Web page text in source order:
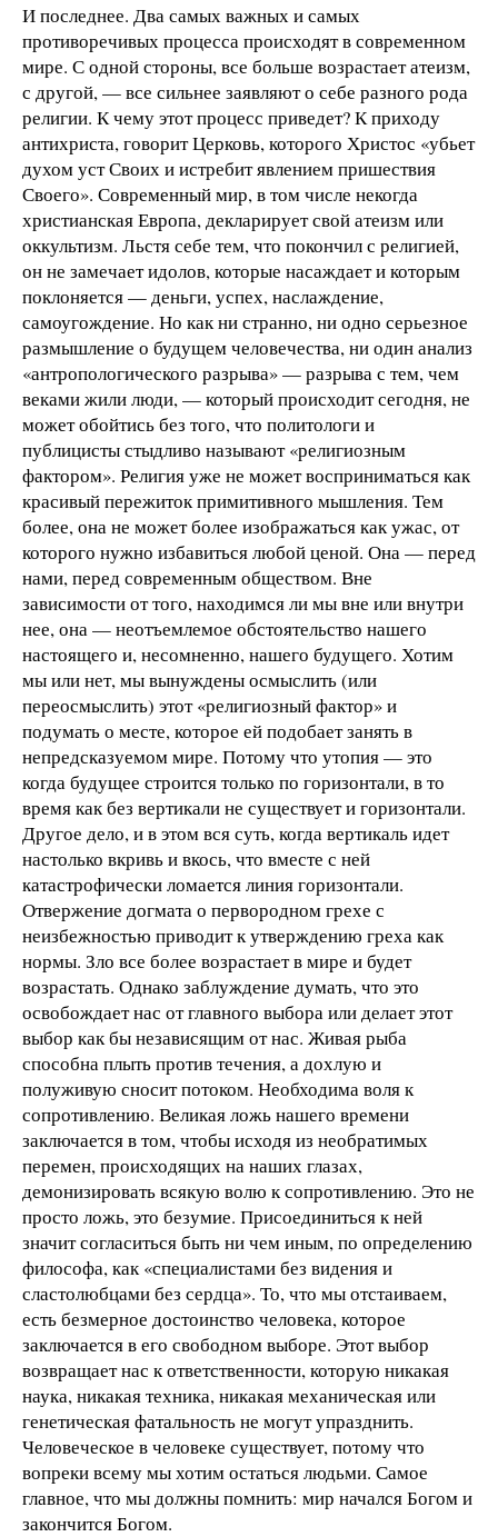
И последнее. Два самых важных и самых
противоречивых процесса происходят в современном
мире. С одной стороны, все больше возрастает атеизм,
с другой, — все сильнее заявляют о себе разного рода
религии. К чему этот процесс приведет? К приходу
антихриста, говорит Церковь, которого Христос «убьет
духом уст Своих и истребит явлением пришествия
Своего». Современный мир, в том числе некогда
христианская Европа, декларирует свой атеизм или
оккультизм. Льстя себе тем, что покончил с религией,
он не замечает идолов, которые насаждает и которым
поклоняется — деньги, успех, наслаждение,
самоугождение. Но как ни странно, ни одно серьезное
размышление о будущем человечества, ни один анализ
«антропологического разрыва» — разрыва с тем, чем
веками жили люди, — который происходит сегодня, не
может обойтись без того, что политологи и
публицисты стыдливо называют «религиозным
фактором». Религия уже не может восприниматься как
красивый пережиток примитивного мышления. Тем
более, она не может более изображаться как ужас, от
которого нужно избавиться любой ценой. Она — перед
нами, перед современным обществом. Вне
зависимости от того, находимся ли мы вне или внутри
нее, она — неотъемлемое обстоятельство нашего
настоящего и, несомненно, нашего будущего. Хотим
мы или нет, мы вынуждены осмыслить (или
переосмыслить) этот «религиозный фактор» и
подумать о месте, которое ей подобает занять в
непредсказуемом мире. Потому что утопия — это
когда будущее строится только по горизонтали, в то
время как без вертикали не существует и горизонтали.
Другое дело, и в этом вся суть, когда вертикаль идет
настолько вкривь и вкось, что вместе с ней
катастрофически ломается линия горизонтали.
Отвержение догмата о первородном грехе с
неизбежностью приводит к утверждению греха как
нормы. Зло все более возрастает в мире и будет
возрастать. Однако заблуждение думать, что это
освобождает нас от главного выбора или делает этот
выбор как бы независящим от нас. Живая рыба
способна плыть против течения, а дохлую и
полуживую сносит потоком. Необходима воля к
сопротивлению. Великая ложь нашего времени
заключается в том, чтобы исходя из необратимых
перемен, происходящих на наших глазах,
демонизировать всякую волю к сопротивлению. Это не
просто ложь, это безумие. Присоединиться к ней
значит согласиться быть ни чем иным, по определению
философа, как «специалистами без видения и
сластолюбцами без сердца». То, что мы отстаиваем,
есть безмерное достоинство человека, которое
заключается в его свободном выборе. Этот выбор
возвращает нас к ответственности, которую никакая
наука, никакая техника, никакая механическая или
генетическая фатальность не могут упразднить.
Человеческое в человеке существует, потому что
вопреки всему мы хотим остаться людьми. Самое
главное, что мы должны помнить: мир начался Богом и
закончится Богом.